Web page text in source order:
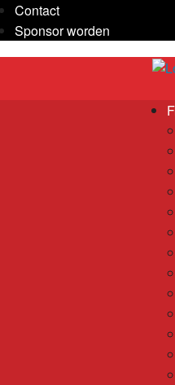
Contact
Sponsor worden